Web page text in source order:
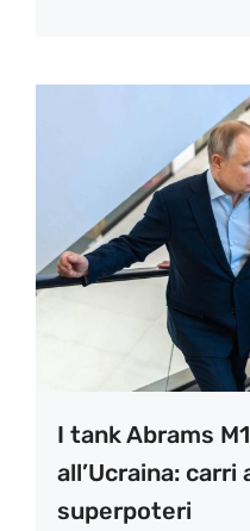
I tank Abrams
all’Ucraina: carri
superpoteri